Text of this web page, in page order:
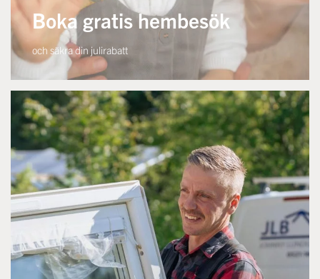
Boka gratis hembesök
och säkra din julirabatt